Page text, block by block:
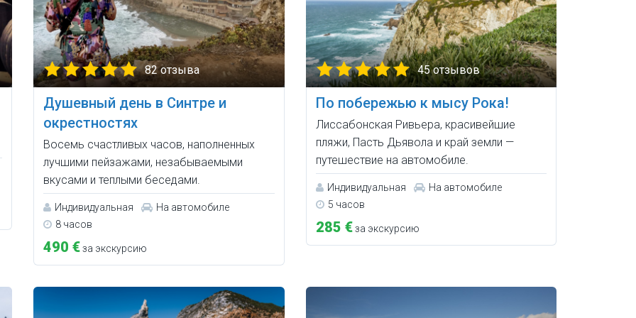
82 отзыва
Душевный день в Синтре и
окрестностях
Восемь счастливых часов, наполненных
лучшими пейзажами, незабываемыми
вкусами и теплыми беседами.
Индивидуальная
На автомобиле
8 часов
490 €за экскурсию
45 отзывов
По побережью к мысу Рока!
Лиссабонская Ривьера, красивейшие
пляжи, Пасть Дьявола и край земли —
путешествие на автомобиле.
Индивидуальная
На автомобиле
5 часов
285 €за экскурсию